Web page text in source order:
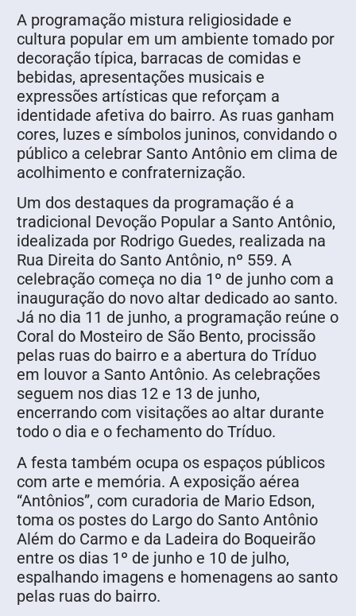
A programação mistura religiosidade e
cultura popular em um ambiente tomado por
decoração típica, barracas de comidas e
bebidas, apresentações musicais e
expressões artísticas que reforçam a
identidade afetiva do bairro. As ruas ganham
cores, luzes e símbolos juninos, convidando o
público a celebrar Santo Antônio em clima de
acolhimento e confraternização.
Um dos destaques da programação é a
tradicional Devoção Popular a Santo Antônio,
idealizada por Rodrigo Guedes, realizada na
Rua Direita do Santo Antônio, nº 559. A
celebração começa no dia 1º de junho com a
inauguração do novo altar dedicado ao santo.
Já no dia 11 de junho, a programação reúne o
Coral do Mosteiro de São Bento, procissão
pelas ruas do bairro e a abertura do Tríduo
em louvor a Santo Antônio. As celebrações
seguem nos dias 12 e 13 de junho,
encerrando com visitações ao altar durante
todo o dia e o fechamento do Tríduo.
A festa também ocupa os espaços públicos
com arte e memória. A exposição aérea
“Antônios”, com curadoria de Mario Edson,
toma os postes do Largo do Santo Antônio
Além do Carmo e da Ladeira do Boqueirão
entre os dias 1º de junho e 10 de julho,
espalhando imagens e homenagens ao santo
pelas ruas do bairro.